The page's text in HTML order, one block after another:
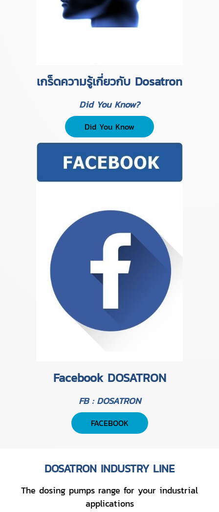
เกร็ดความรู้เกี่ยวกับ Dosatron
Did You Know?
Did You Know
Facebook DOSATRON
FB : DOSATRON
FACEBOOK
DOSATRON INDUSTRY LINE
The dosing pumps range for your industrial
applications